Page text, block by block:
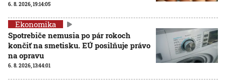
6. 8. 2026, 19:14:05
Ekonomika
Spotrebiče nemusia po pár rokoch
končiť na smetisku. EÚ posilňuje právo
na opravu
6. 8. 2026, 13:44:01